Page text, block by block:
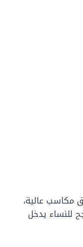
مكاسب عالية،
للنساء يدخل